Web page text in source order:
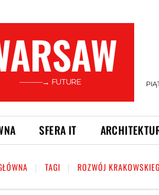
———→ FUTURE
SFERA IT
TAGI ROZWÓJ